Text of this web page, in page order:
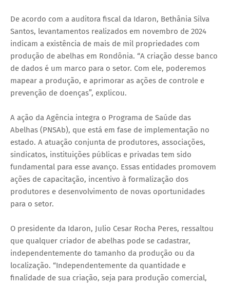
De acordo com a auditora fiscal da Idaron, Bethânia Silva
Santos, levantamentos realizados em novembro de 2024
indicam a existência de mais de mil propriedades com
produção de abelhas em Rondônia. “A criação desse banco
de dados é um marco para o setor. Com ele, poderemos
mapear a produção, e aprimorar as ações de controle e
prevenção de doenças”, explicou.
A ação da Agência integra o Programa de Saúde das
Abelhas (PNSAb), que está em fase de implementação no
estado. A atuação conjunta de produtores, associações,
sindicatos, instituições públicas e privadas tem sido
fundamental para esse avanço. Essas entidades promovem
ações de capacitação, incentivo à formalização dos
produtores e desenvolvimento de novas oportunidades
para o setor.
O presidente da Idaron, Julio Cesar Rocha Peres, ressaltou
que qualquer criador de abelhas pode se cadastrar,
independentemente do tamanho da produção ou da
localização. “Independentemente da quantidade e
finalidade de sua criação, seja para produção comercial,